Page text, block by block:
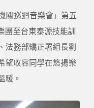
關巡迴音樂會」第五
團至台東泰源技能訓
法務部矯正署組長劉
望收容同學在悠揚樂
暖。